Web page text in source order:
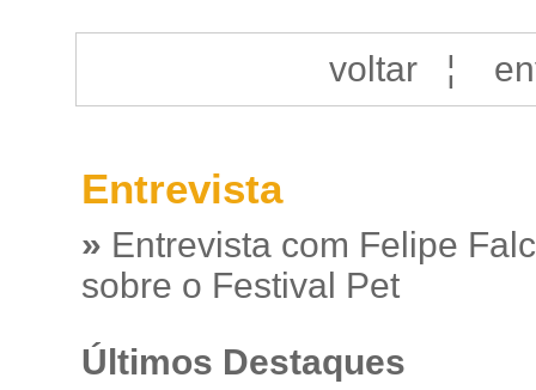
voltar¦
Entrevista
» Entrevista com Felipe
sobre o Festival Pet
Últimos Destaques